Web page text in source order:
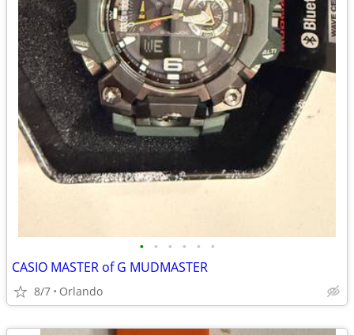
• • • • • •
CASIO MASTER of G MUDMASTER
8/7 Orlando